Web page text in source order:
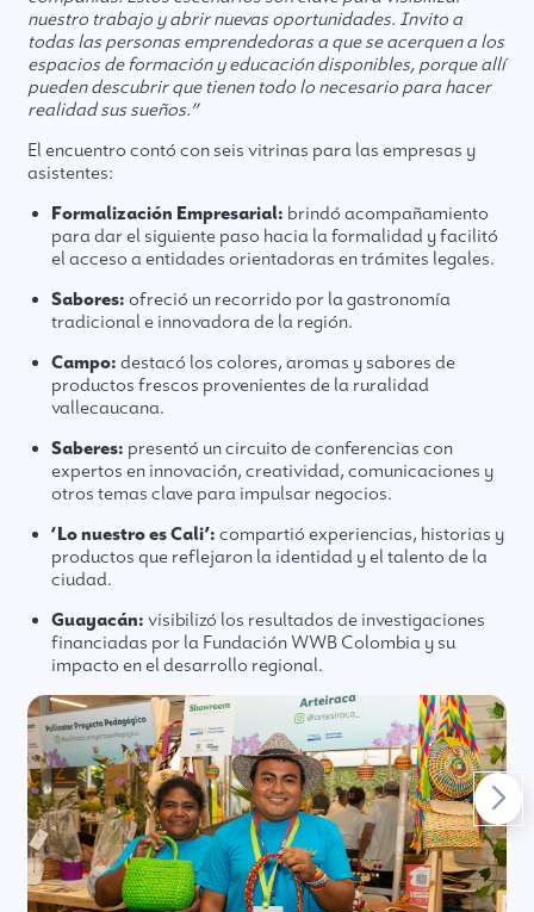
nuestro trabajo y abrir nuevas oportunidades. Invito a
todas las personas emprendedoras a que se acerquen a los
espacios de formación y educación disponibles, porque allí
pueden descubrir que tienen todo lo necesario para hacer
realidad sus sueños.”
El encuentro contó con seis vitrinas para las empresas y
asistentes:
Formalización Empresarial: brindó acompañamiento
para dar el siguiente paso hacia la formalidad y facilitó
el acceso a entidades orientadoras en trámites legales.
Sabores: ofreció un recorrido por la gastronomía
tradicional e innovadora de la región.
Campo: destacó los colores, aromas y sabores de
productos frescos provenientes de la ruralidad
vallecaucana.
Saberes: presentó un circuito de conferencias con
expertos en innovación, creatividad, comunicaciones y
otros temas clave para impulsar negocios.
‘Lo nuestro es Cali’: compartió experiencias, historias y
productos que reflejaron la identidad y el talento de la
ciudad.
Guayacán: visibilizó los resultados de investigaciones
financiadas por la Fundación WWB Colombia y su
impacto en el desarrollo regional.